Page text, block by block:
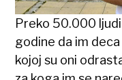
Preko 50.000
godine da im
kojoj su oni